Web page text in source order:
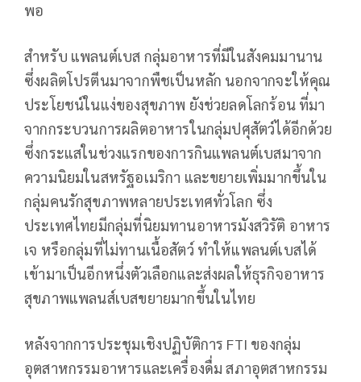
พอ
สำหรับ แพลนต์เบส กลุ่มอาหารที่มีในสังคมมานาน
ซึ่งผลิตโปรตีนมาจากพืชเป็นหลัก นอกจากจะให้คุณ
ประโยชน์ในแง่ของสุขภาพ ยังช่วยลดโลกร้อน ที่มา
จากกระบวนการผลิตอาหารในกลุ่มปศุสัตว์ได้อีกด้วย
ซึ่งกระแสในช่วงแรกของการกินแพลนต์เบสมาจาก
ความนิยมในสหรัฐอเมริกา และขยายเพิ่มมากขึ้นใน
กลุ่มคนรักสุขภาพหลายประเทศทั่วโลก ซึ่ง
ประเทศไทยมีกลุ่มที่นิยมทานอาหารมังสวิรัติ อาหาร
เจ หรือกลุ่มที่ไม่ทานเนื้อสัตว์ ทำให้แพลนต์เบสได้
เข้ามาเป็นอีกหนึ่งตัวเลือกและส่งผลให้ธุรกิจอาหาร
สุขภาพแพลนส์เบสขยายมากขึ้นในไทย
หลังจากการประชุมเชิงปฏิบัติการ FTI ของกลุ่ม
อุตสาหกรรมอาหารและเครื่องดื่ม สภาอุตสาหกรรม